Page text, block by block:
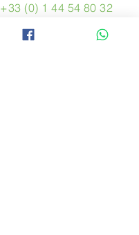
+33 (0) 1 44 54 80 32
www.avpa.fr